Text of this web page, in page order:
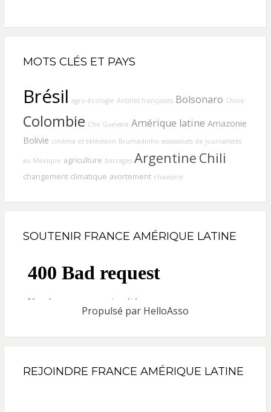
MOTS CLÉS ET PAYS
Brésil agro-écologie Antilles françaises Bolsonaro Chine
Colombie Che Guevara Amérique latine Amazonie
Bolivie cinéma et télévision Brumadinho assassinats de journalistes
au Mexique agriculture barrages Argentine Chili
changement climatique avortement chavisme
SOUTENIR FRANCE AMÉRIQUE LATINE
Propulsé par HelloAsso
REJOINDRE FRANCE AMÉRIQUE LATINE